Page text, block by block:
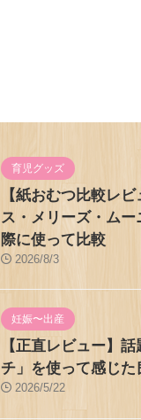
育児グッズ
【紙おむつ比較レ
ス・メリーズ・ム
際に使って比較
2026/8/3
妊娠〜出産
【正直レビュー】
チ」を使って感じた
2026/5/22